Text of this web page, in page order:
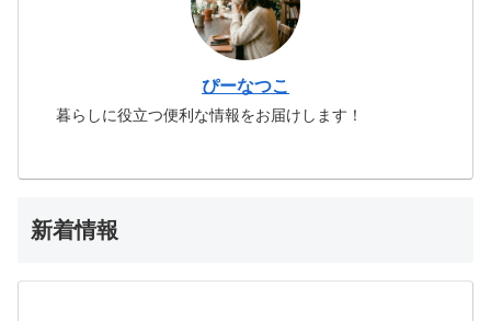
ぴーなつこ
暮らしに役立つ便利な情報をお届けします！
新着情報